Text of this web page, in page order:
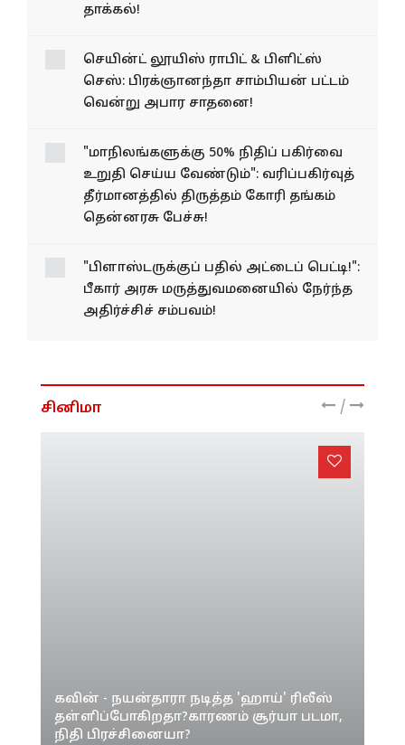
தாக்கல்!
செயின்ட் லூயிஸ் ராபிட் & பிளிட்ஸ்
செஸ்: பிரக்ஞானந்தா சாம்பியன் பட்டம்
வென்று அபார சாதனை!
"மாநிலங்களுக்கு 50% நிதிப் பகிர்வை
உறுதி செய்ய வேண்டும்": வரிப்பகிர்வுத்
தீர்மானத்தில் திருத்தம் கோரி தங்கம்
தென்னரசு பேச்சு!
"பிளாஸ்டருக்குப் பதில் அட்டைப் பெட்டி!":
பீகார் அரசு மருத்துவமனையில் நேர்ந்த
அதிர்ச்சிச் சம்பவம்!
சினிமா /
கவின் - நயன்தாரா நடித்த 'ஹாய்' ரிலீஸ்
தள்ளிப்போகிறதா?காரணம் சூர்யா படமா,
நிதி பிரச்சினையா?